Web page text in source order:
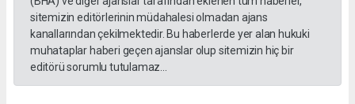
sitemizin editörlerinin müdahalesi olmadan ajans
kanallarından çekilmektedir. Bu haberlerde yer alan hukuki
muhataplar haberi geçen ajanslar olup sitemizin hiç bir
editörü sorumlu tutulamaz...